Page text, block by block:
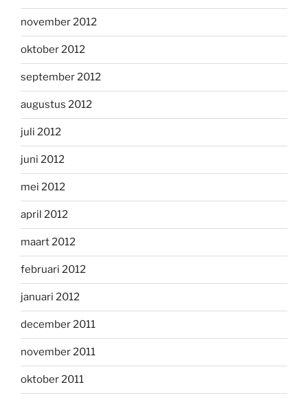
november 2012
oktober 2012
september 2012
augustus 2012
juli 2012
juni 2012
mei 2012
april 2012
maart 2012
februari 2012
januari 2012
december 2011
november 2011
oktober 2011